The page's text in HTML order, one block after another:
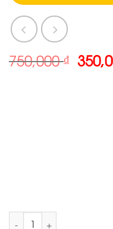
750,000₫ Giá
gốc
Làm website chuyên